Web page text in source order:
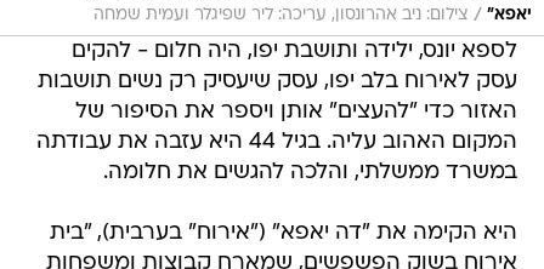
יאפא" / צילום: ניב אהרונסון, עריכה: ליר שפיגלר ועמית שמחה
לספא יונס, ילידה ותושבת יפו, היה חלום - להקים
עסק לאירוח בלב יפו, עסק שיעסיק רק נשים תושבות
האזור כדי "להעצים" אותן ויספר את הסיפור של
המקום האהוב עליה. בגיל 44 היא עזבה את עבודתה
במשרד ממשלתי, והלכה להגשים את חלומה.
היא הקימה את "דה יאפא" ("אירוח" בערבית), "בית
אירוח בשוק הפשפשים, שמארח קבוצות ומשפחות